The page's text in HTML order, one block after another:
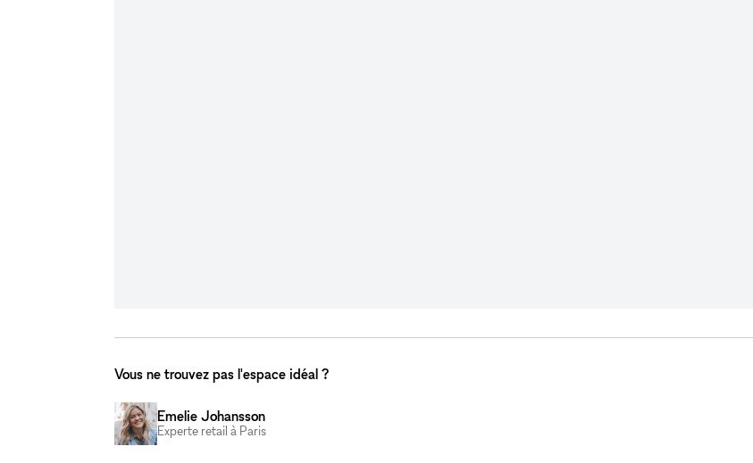
Vous ne trouvez pas l'espace idéal ?
Emelie Johansson
Experte retail à Paris